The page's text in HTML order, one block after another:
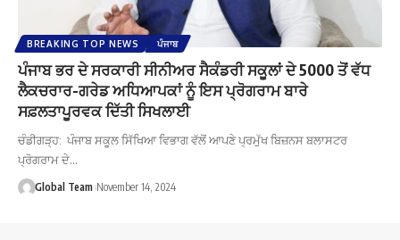
BREAKING TOP NEWS ਪੰਜਾਬ
ਪੰਜਾਬ ਭਰ ਦੇ ਸਰਕਾਰੀ ਸੀਨੀਅਰ ਸੈਕੰਡਰੀ ਸਕੂਲਾਂ ਦੇ 5000 ਤੋਂ ਵੱਧ
ਲੈਕਚਰਾਰ-ਗਰੇਡ ਅਧਿਆਪਕਾਂ ਨੂੰ ਇਸ ਪ੍ਰੋਗਰਾਮ ਬਾਰੇ
ਸਫ਼ਲਤਾਪੂਰਵਕ ਦਿੱਤੀ ਸਿਖਲਾਈ
ਚੰਡੀਗੜ੍ਹ: ਪੰਜਾਬ ਸਕੂਲ ਸਿੱਖਿਆ ਵਿਭਾਗ ਵੱਲੋਂ ਆਪਣੇ ਪ੍ਰਮੁੱਖ ਬਿਜ਼ਨਸ ਬਲਾਸਟਰ
ਪ੍ਰੋਗਰਾਮ ਦੇ…
Global Team November 14, 2024